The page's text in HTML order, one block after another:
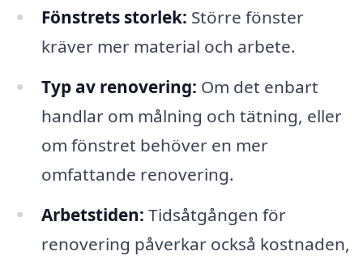
Fönstrets storlek: Större fönster
kräver mer material och arbete.
Typ av renovering: Om det enbart
handlar om målning och tätning, eller
om fönstret behöver en mer
omfattande renovering.
Arbetstiden: Tidsåtgången för
renovering påverkar också kostnaden,